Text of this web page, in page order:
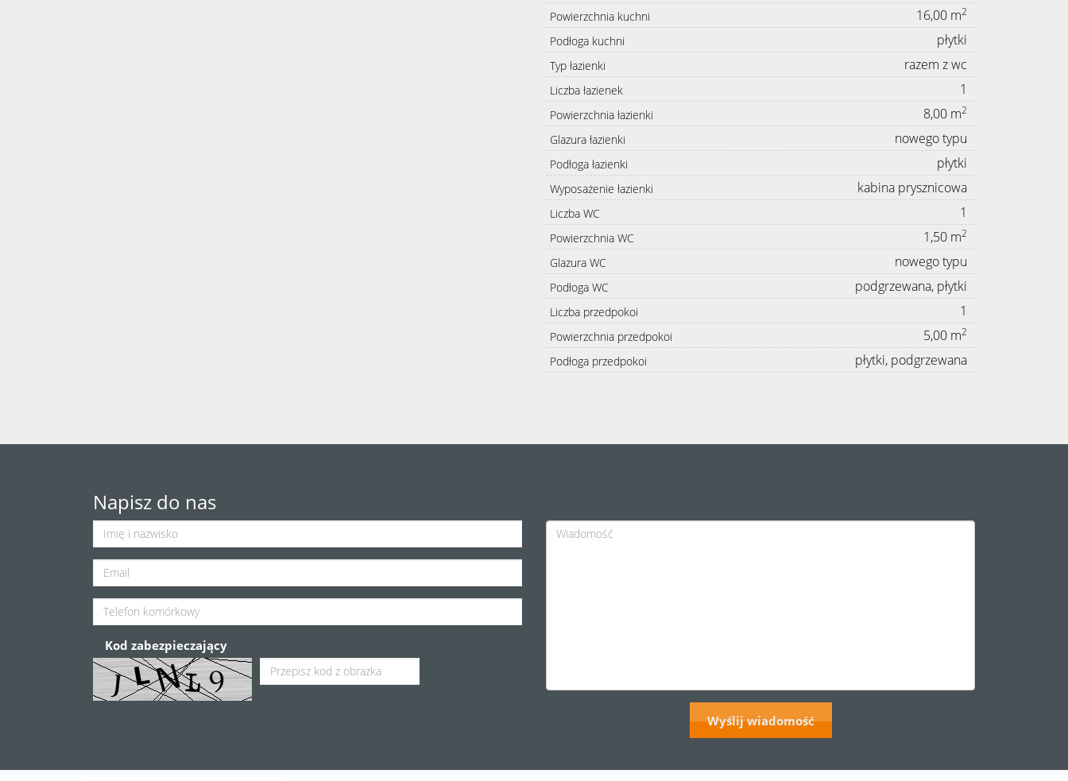
Powierzchnia kuchni 16,00 m2
Podłoga kuchni płytki
Typ łazienki razem z wc
Liczba łazienek 1
Powierzchnia łazienki 8,00 m2
Glazura łazienki nowego typu
Podłoga łazienki płytki
Wyposażenie łazienki kabina prysznicowa
Liczba WC 1
Powierzchnia WC 1,50 m2
Glazura WC nowego typu
Podłoga WC podgrzewana, płytki
Liczba przedpokoi 1
Powierzchnia przedpokoi 5,00 m2
Podłoga przedpokoi płytki, podgrzewana
Napisz do nas
Kod zabezpieczający